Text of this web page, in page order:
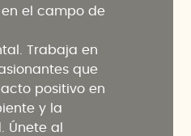
el campo de
Trabaja en
que
positivo en
y la
Únete al